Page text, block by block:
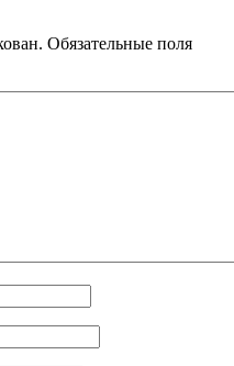
Обязательные поля